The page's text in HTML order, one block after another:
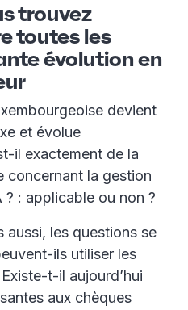
trouvez
toutes les
évolution en
devient
et évolue
il exactement de la
concernant la gestion
: applicable ou non ?
aussi, les questions se
ils utiliser les
t-il aujourd’hui
aux chèques